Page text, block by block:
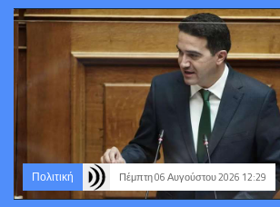
Πολιτική Πέμπτη 06 Αυγούστου 2026 12:29